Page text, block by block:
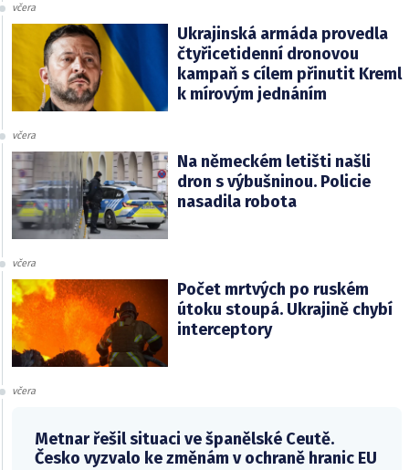
včera
Ukrajinská armáda provedla
čtyřicetidenní dronovou
kampaň s cílem přinutit Kreml
k mírovým jednáním
včera
Na německém letišti našli
dron s výbušninou. Policie
nasadila robota
včera
Počet mrtvých po ruském
útoku stoupá. Ukrajině chybí
interceptory
včera
Metnar řešil situaci ve španělské Ceutě.
Česko vyzvalo ke změnám v ochraně hranic EU